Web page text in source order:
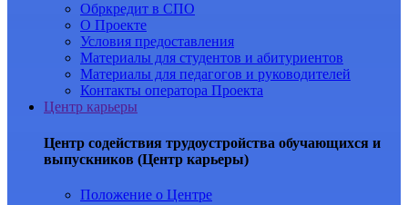
Обркредит в СПО
О Проекте
Условия предоставления
Материалы для студентов и абитуриентов
Материалы для педагогов и руководителей
Контакты оператора Проекта
Центр карьеры
Центр содействия трудоустройства обучающихся и
выпускников (Центр карьеры)
Положение о Центре